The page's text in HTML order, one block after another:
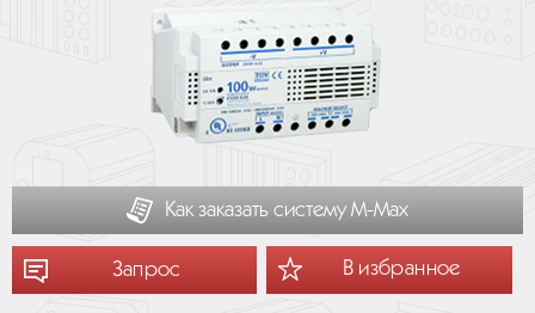
Как заказать систему М-Мах
Запрос В избранное